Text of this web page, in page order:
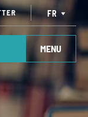
FR
MENU